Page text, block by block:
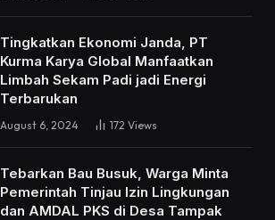
Tingkatkan Ekonomi Janda, PT
Kurma Karya Global Manfaatkan
Limbah Sekam Padi jadi Energi
Terbarukan
August 6, 2024 172 Views
Tebarkan Bau Busuk, Warga Minta
Pemerintah Tinjau Izin Lingkungan
dan AMDAL PKS di Desa Tampak